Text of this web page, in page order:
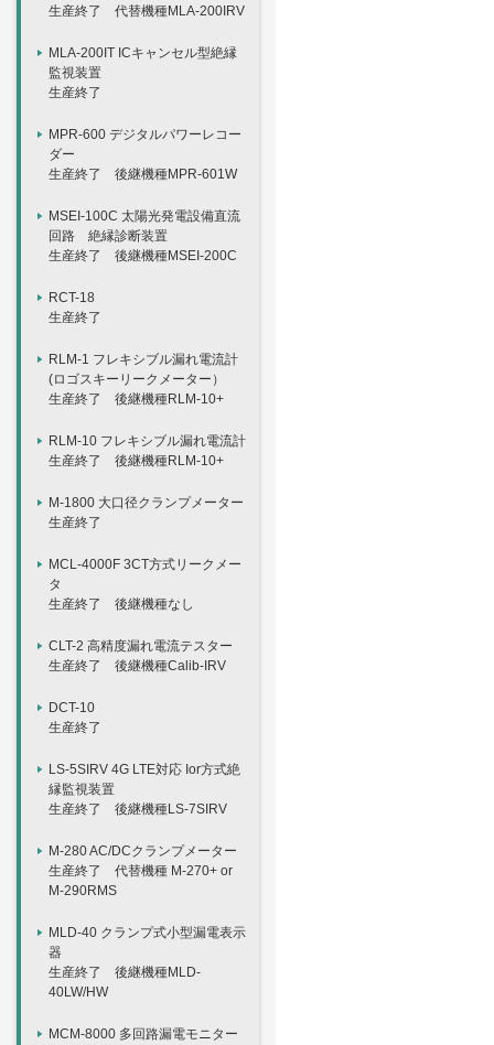
生産終了 代替機種MLA-200IRV
MLA-200IT ICキャンセル型絶縁
監視装置
生産終了
MPR-600 デジタルパワーレコー
ダー
生産終了 後継機種MPR-601W
MSEI-100C 太陽光発電設備直流
回路 絶縁診断装置
生産終了 後継機種MSEI-200C
RCT-18
生産終了
RLM-1 フレキシブル漏れ電流計
(ロゴスキーリークメーター）
生産終了 後継機種RLM-10+
RLM-10 フレキシブル漏れ電流計
生産終了 後継機種RLM-10+
M-1800 大口径クランプメーター
生産終了
MCL-4000F 3CT方式リークメー
タ
生産終了 後継機種なし
CLT-2 高精度漏れ電流テスター
生産終了 後継機種Calib-IRV
DCT-10
生産終了
LS-5SIRV 4G LTE対応 Ior方式絶
縁監視装置
生産終了 後継機種LS-7SIRV
M-280 AC/DCクランプメーター
生産終了 代替機種 M-270+ or
M-290RMS
MLD-40 クランプ式小型漏電表示
器
生産終了 後継機種MLD-
40LW/HW
MCM-8000 多回路漏電モニター